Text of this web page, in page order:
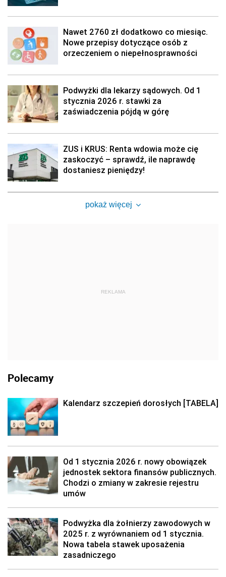
Nawet 2760 zł dodatkowo co miesiąc.
Nowe przepisy dotyczące osób z
orzeczeniem o niepełnosprawności
Podwyżki dla lekarzy sądowych. Od 1
stycznia 2026 r. stawki za
zaświadczenia pójdą w górę
ZUS i KRUS: Renta wdowia może cię
zaskoczyć – sprawdź, ile naprawdę
dostaniesz pieniędzy!
pokaż więcej
REKLAMA
Polecamy
Kalendarz szczepień dorosłych [TABELA]
Od 1 stycznia 2026 r. nowy obowiązek
jednostek sektora finansów publicznych.
Chodzi o zmiany w zakresie rejestru
umów
Podwyżka dla żołnierzy zawodowych w
2025 r. z wyrównaniem od 1 stycznia.
Nowa tabela stawek uposażenia
zasadniczego